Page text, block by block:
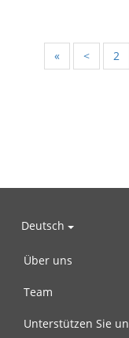
« < 2
Deutsch
Über uns
Team
Unterstützen Sie